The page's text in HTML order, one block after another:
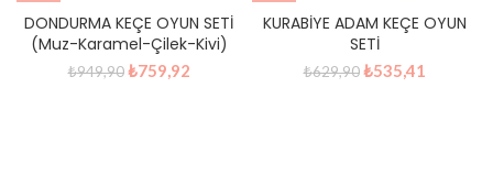
DONDURMA KEÇE OYUN SETİ
(Muz-Karamel-Çilek-Kivi)
₺949,90 Orijinal
₺759,92Şu
KURABİYE ADAM KEÇE OYUN
SETİ
₺629,90 Orijinal
₺535,41